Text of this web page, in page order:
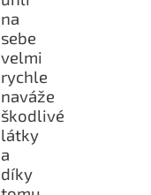
na
sebe
velmi
rychle
naváže
škodlivé
látky
a
díky